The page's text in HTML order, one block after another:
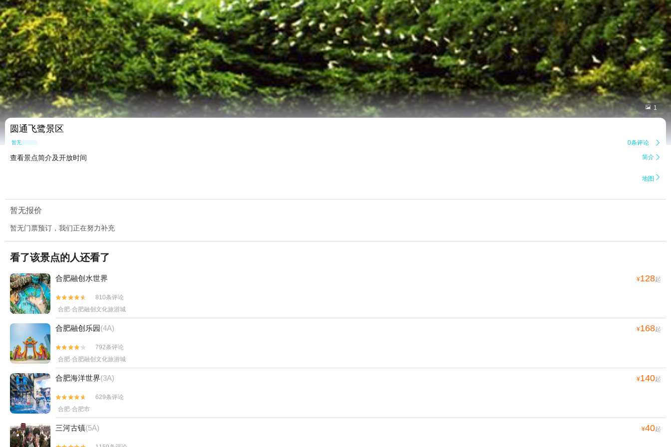
 1
圆通飞鹭景区
暂无点评 0条评论 
查看景点简介及开放时间 简介 
地图 
暂无报价
暂无门票预订，我们正在努力补充
看了该景点的人还看了
合肥融创水世界 ¥128起


810条评论
合肥·合肥融创文化旅游城
合肥融创乐园(4A) ¥168起


792条评论
合肥·合肥融创文化旅游城
合肥海洋世界(3A) ¥140起


629条评论
合肥·合肥市
三河古镇(5A) ¥40起